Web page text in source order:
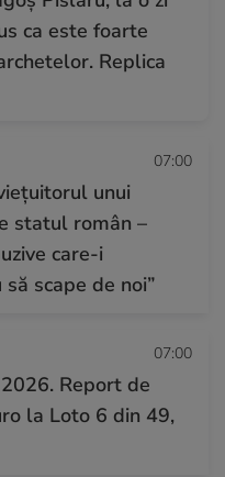
ca este foarte
Replica
07:00
unui
statul român –
care-i
scape de noi”
07:00
Report de
la Loto 6 din 49,